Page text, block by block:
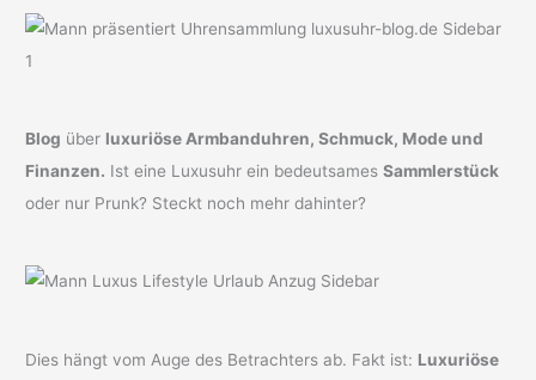
Blog über luxuriöse Armbanduhren, Schmuck, Mode und
Finanzen. Ist eine Luxusuhr ein bedeutsamesSammlerstück
oder nur Prunk? Steckt noch mehr dahinter?
Dies hängt vom Auge des Betrachters ab. Fakt ist: Luxuriöse